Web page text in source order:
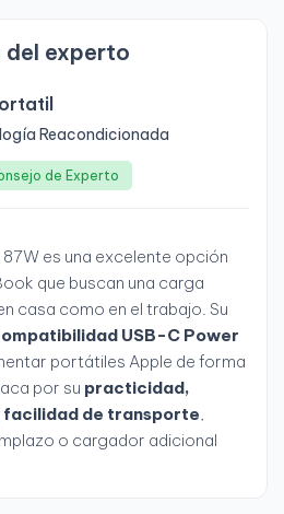
del experto
Reacondicionada
de Experto
es una excelente opción
que buscan una carga
casa como en el trabajo. Su
USB-C Power
portátiles Apple de forma
por su practicidad,
de transporte,
o cargador adicional